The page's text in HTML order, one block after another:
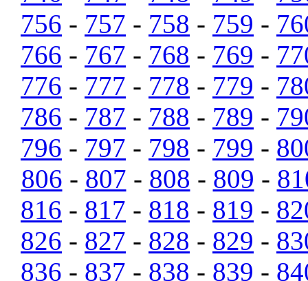
756 - 757 - 758 - 759 -
766 - 767 - 768 - 769 -
776 - 777 - 778 - 779 -
786 - 787 - 788 - 789 -
796 - 797 - 798 - 799 -
806 - 807 - 808 - 809 -
816 - 817 - 818 - 819 -
826 - 827 - 828 - 829 -
836 - 837 - 838 - 839 -